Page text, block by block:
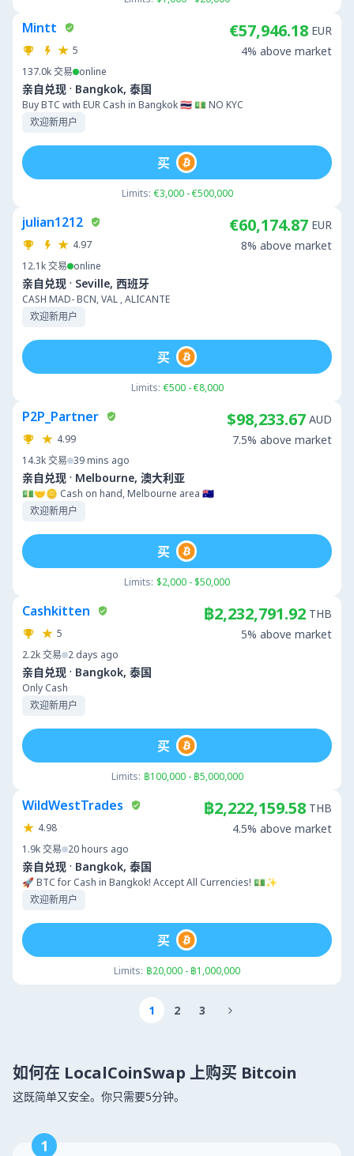
Mintt
5
137.0k交易 online
亲自兑现 · Bangkok, 泰国
Buy BTC with EUR Cash in Bangkok 🇹🇭 💵 NO KYC
欢迎新用户
€57,946.18 EUR
4% above market
Limits: €3,000 - €500,000
买
julian1212
4.97
12.1k交易 online
亲自兑现 · Seville, 西班牙
CASH MAD- BCN, VAL , ALICANTE
欢迎新用户
€60,174.87 EUR
8% above market
Limits: €500 - €8,000
买
P2P_Partner
4.99
14.3k交易 39 mins ago
亲自兑现 · Melbourne, 澳大利亚
💵🤝🪙 Cash on hand, Melbourne area 🇦🇺
欢迎新用户
$98,233.67 AUD
7.5% above market
Limits: $2,000 - $50,000
买
Cashkitten
5
2.2k交易 2 days ago
亲自兑现 · Bangkok, 泰国
Only Cash
欢迎新用户
฿2,232,791.92 THB
5% above market
Limits: ฿100,000 - ฿5,000,000
买
WildWestTrades
4.98
1.9k交易 20 hours ago
亲自兑现 · Bangkok, 泰国
🚀 BTC for Cash in Bangkok! Accept All Currencies! 💵✨
欢迎新用户
฿2,222,159.58 THB
4.5% above market
Limits: ฿20,000 - ฿1,000,000
买
1 2 3 
如何在 LocalCoinSwap 上购买 Bitcoin
这既简单又安全。你只需要5分钟。
1